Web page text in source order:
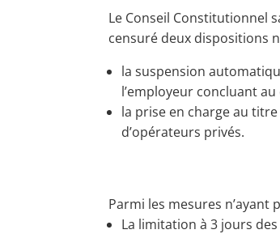
Le Conseil Constitutionnel
censuré deux dispositions
la suspension
l’employeur concluant
la prise en charge au
d’opérateurs privés.
Parmi les mesures n’ayant
La limitation à 3 jours